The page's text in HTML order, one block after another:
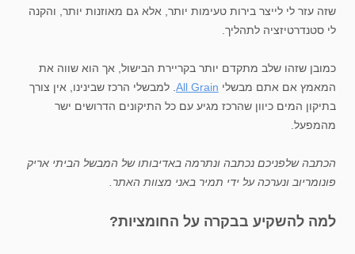
שזה עזר לי לייצר בירות טעימות יותר, אלא גם מאוזנות יותר, והקנה
לי סטנדרטיזציה לתהליך.
כמובן שזהו שלב מתקדם יותר בקריירת הבישול, אך הוא שווה את
המאמץ אם אתם מבשלי All Grain . למבשלי הרכז שבינינו, אין צורך
בתיקון המים כיוון שהרכז מגיע עם כל התיקונים הדרושים ישר
מהמפעל.
הכתבה שלפניכם נכתבה ונתרמה באדיבותו של המבשל הביתי אריק
פונומריוב ונערכה על ידי תמיר באני מצוות האתר.
למה להשקיע בבקרה על החומציות?